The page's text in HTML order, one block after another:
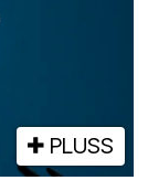
PLUSS